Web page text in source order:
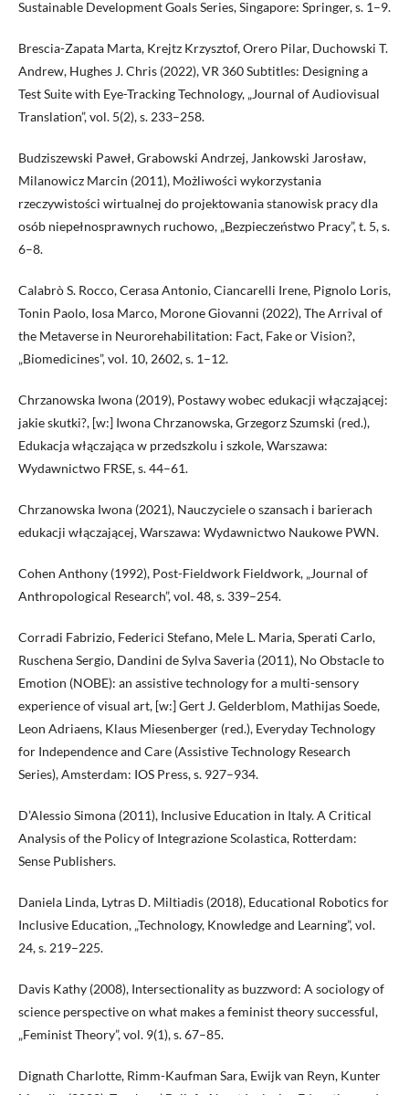
Sustainable Development Goals Series, Singapore: Springer, s. 1–9.
Brescia-Zapata Marta, Krejtz Krzysztof, Orero Pilar, Duchowski T.
Andrew, Hughes J. Chris (2022), VR 360 Subtitles: Designing a
Test Suite with Eye-Tracking Technology, „Journal of Audiovisual
Translation”, vol. 5(2), s. 233–258.
Budziszewski Paweł, Grabowski Andrzej, Jankowski Jarosław,
Milanowicz Marcin (2011), Możliwości wykorzystania
rzeczywistości wirtualnej do projektowania stanowisk pracy dla
osób niepełnosprawnych ruchowo, „Bezpieczeństwo Pracy”, t. 5, s.
6–8.
Calabrò S. Rocco, Cerasa Antonio, Ciancarelli Irene, Pignolo Loris,
Tonin Paolo, Iosa Marco, Morone Giovanni (2022), The Arrival of
the Metaverse in Neurorehabilitation: Fact, Fake or Vision?,
„Biomedicines”, vol. 10, 2602, s. 1–12.
Chrzanowska Iwona (2019), Postawy wobec edukacji włączającej:
jakie skutki?, [w:] Iwona Chrzanowska, Grzegorz Szumski (red.),
Edukacja włączająca w przedszkolu i szkole, Warszawa:
Wydawnictwo FRSE, s. 44–61.
Chrzanowska Iwona (2021), Nauczyciele o szansach i barierach
edukacji włączającej, Warszawa: Wydawnictwo Naukowe PWN.
Cohen Anthony (1992), Post-Fieldwork Fieldwork, „Journal of
Anthropological Research”, vol. 48, s. 339–254.
Corradi Fabrizio, Federici Stefano, Mele L. Maria, Sperati Carlo,
Ruschena Sergio, Dandini de Sylva Saveria (2011), No Obstacle to
Emotion (NOBE): an assistive technology for a multi-sensory
experience of visual art, [w:] Gert J. Gelderblom, Mathijas Soede,
Leon Adriaens, Klaus Miesenberger (red.), Everyday Technology
for Independence and Care (Assistive Technology Research
Series), Amsterdam: IOS Press, s. 927–934.
D’Alessio Simona (2011), Inclusive Education in Italy. A Critical
Analysis of the Policy of Integrazione Scolastica, Rotterdam:
Sense Publishers.
Daniela Linda, Lytras D. Miltiadis (2018), Educational Robotics for
Inclusive Education, „Technology, Knowledge and Learning”, vol.
24, s. 219–225.
Davis Kathy (2008), Intersectionality as buzzword: A sociology of
science perspective on what makes a feminist theory successful,
„Feminist Theory”, vol. 9(1), s. 67–85.
Dignath Charlotte, Rimm-Kaufman Sara, Ewijk van Reyn, Kunter